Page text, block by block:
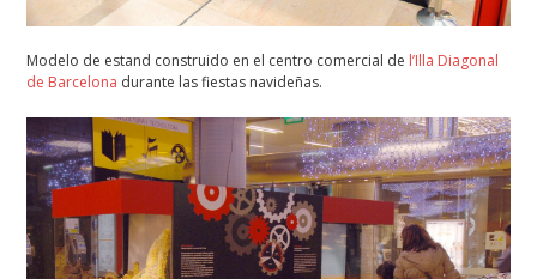
Modelo de estand construido en el centro comercial de l’Illa Diagonal
de Barcelona durante las fiestas navideñas.